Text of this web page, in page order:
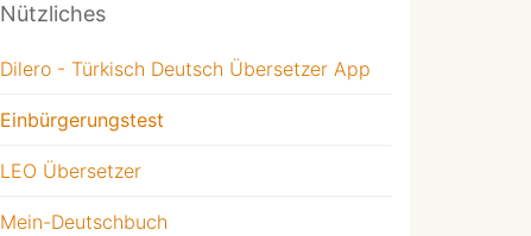
Nützliches
Dilero - Türkisch Deutsch Übersetzer App
Einbürgerungstest
LEO Übersetzer
Mein-Deutschbuch